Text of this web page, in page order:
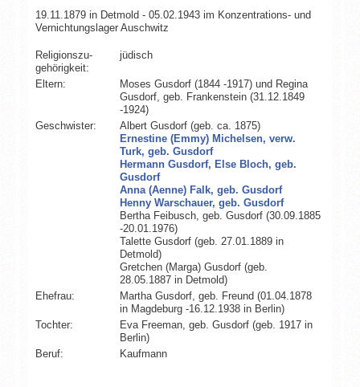
19.11.1879 in Detmold - 05.02.1943 im Konzentrations- und
Vernichtungslager Auschwitz
Religionszu­
gehörigkeit:
jüdisch
Eltern:
Moses Gusdorf (1844 -1917) und Regina
Gusdorf, geb. Frankenstein (31.12.1849
-1924)
Geschwister:
Albert Gusdorf (geb. ca. 1875)
Ernestine (Emmy) Michelsen, verw.
Turk, geb. Gusdorf
Hermann Gusdorf, Else Bloch, geb.
Gusdorf
Anna (Aenne) Falk, geb. Gusdorf
Henny Warschauer, geb. Gusdorf
Bertha Feibusch, geb. Gusdorf (30.09.1885
-20.01.1976)
Talette Gusdorf (geb. 27.01.1889 in
Detmold)
Gretchen (Marga) Gusdorf (geb.
28.05.1887 in Detmold)
Ehefrau:
Martha Gusdorf, geb. Freund (01.04.1878
in Magdeburg -16.12.1938 in Berlin)
Tochter:
Eva Freeman, geb. Gusdorf (geb. 1917 in
Berlin)
Beruf:
Kaufmann